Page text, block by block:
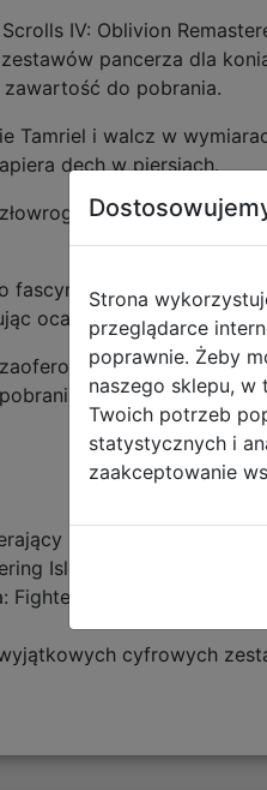
IV: Oblivion
pancerza dla
do pobrania.
Tamriel i walcz w
dech w piersiach.
zabójcę,
fascynujących historii i
ocalić Tamriel od
Oblivion z
– w ramach The
pełną, podstawową
Isles i Knights of the Nine
Stronghold, Spell
cyfrowych
Strona
przeglądarce
poprawnie. Żeby
naszego sklepu,
Twoich potrzeb
statystycznych i
zaakceptowanie